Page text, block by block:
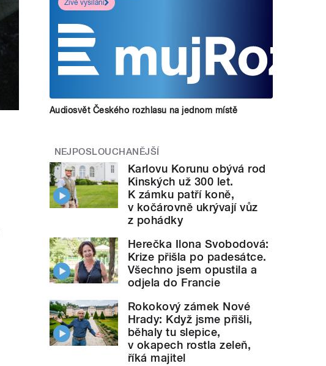
Živé vysílání
Audiosvět Českého rozhlasu na jednom místě
NEJPOSLOUCHANĚJŠÍ
Karlovu Korunu obývá rod
Kinských už 300 let.
K zámku patří koně,
v kočárovně ukrývají vůz
z pohádky
Herečka Ilona Svobodová:
Krize přišla po padesátce.
Všechno jsem opustila a
odjela do Francie
Rokokový zámek Nové
Hrady: Když jsme přišli,
běhaly tu slepice,
v okapech rostla zeleň,
říká majitel